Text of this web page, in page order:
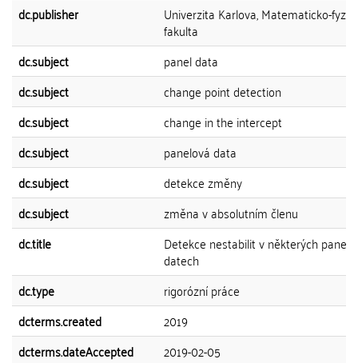
dc.publisher
Univerzita Karlova, Matematicko-
fakulta
dc.subject
panel data
dc.subject
change point detection
dc.subject
change in the intercept
dc.subject
panelová data
dc.subject
detekce změny
dc.subject
změna v absolutním členu
dc.title
Detekce nestabilit v některých
datech
dc.type
rigorózní práce
dcterms.created
2019
dcterms.dateAccepted
2019-02-05